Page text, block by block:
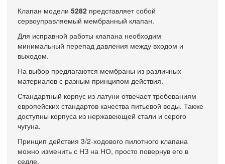
Клапан модели 5282 представляет собой
сервоуправляемый мембранный клапан.
Для исправной работы клапана необходим
минимальный перепад давления между входом и
выходом.
На выбор предлагаются мембраны из различных
материалов с разным принципом действия.
Стандартный корпус из латуни отвечает требованиям
европейских стандартов качества питьевой воды. Также
доступны корпуса из нержавеющей стали и серого
чугуна.
Принцип действия 3/2-ходового пилотного клапана
можно изменить с НЗ на НО, просто повернув его в
седле.